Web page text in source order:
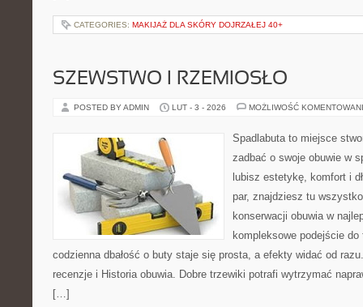
CATEGORIES: MAKIJAŻ DLA SKÓRY DOJRZAŁEJ 40+
SZEWSTWO I RZEMIOSŁO
POSTED BY ADMIN LUT - 3 - 2026 MOŻLIWOŚĆ
Spadlabuta to miejsce
zadbać o swoje obuwie w
lubisz estetykę, komfort i
par, znajdziesz tu
konserwacji obuwia w
kompleksowe podejście
codzienna dbałość o buty staje się prosta, a efekty widać od
recenzje i Historia obuwia. Dobre trzewiki potrafi wytrzymać
[…]